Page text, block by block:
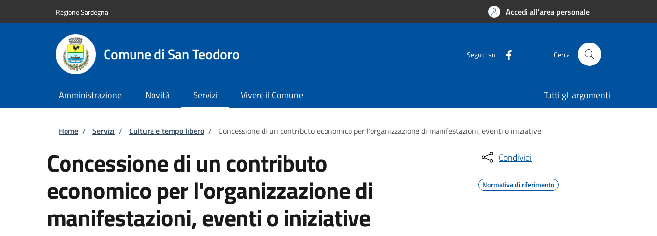
Regione Sardegna Accedi all'area personale
Comune di San Teodoro Seguici su Cerca
Amministrazione Novità Servizi Vivere il Comune Tutti gli argomenti
Briciole di pane
Home / Servizi / Cultura e tempo libero / Concessione di un contributo economico per l'organizzazione di manifestazioni, eventi o iniziative
Concessione di un contributo
economico per l'organizzazione di
manifestazioni, eventi o iniziative
Condividi
Normativa di riferimento